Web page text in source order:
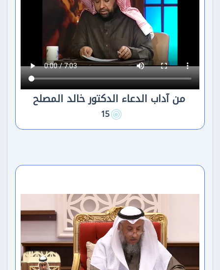
من آداب الدعاء الدكتور خالد المصلح
15